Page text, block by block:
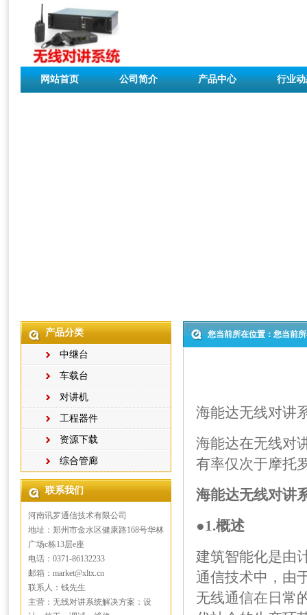
网站首页 公司简介 产品中心 行业
产品分类
中继台
车载台
对讲机
工程器件
资源下载
综合管廊
联系我们
河南讯罗通信技术有限公司
地址：郑州市金水区健康路168号华林
广场c栋13层e座
电话：0371-86132233
邮箱：market@xltx.cn
联系人：钱先生
主营：无线对讲系统解决方案：设
您当前所在位置：您当前
海能达无线对讲
海能达在无线对
有率仅次于摩托
海能达无线对讲
●1.概述
建筑智能化是由
通信技术中，由
无线通信在日常